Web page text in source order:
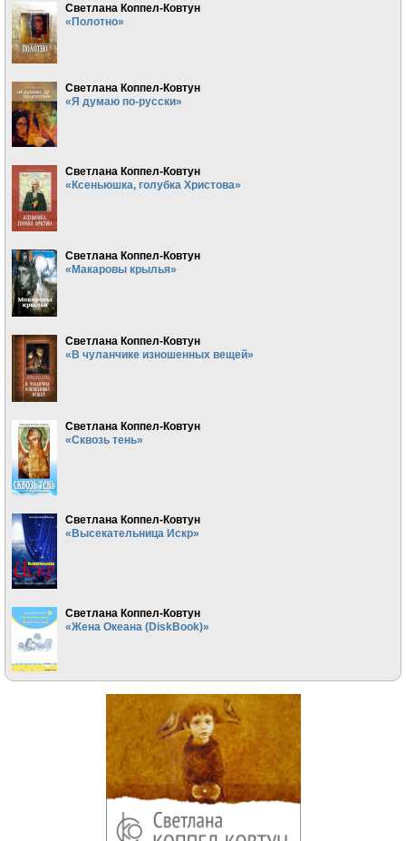
Светлана Коппел-Ковтун
«Полотно»
Светлана Коппел-Ковтун
«Я думаю по-русски»
Светлана Коппел-Ковтун
«Ксеньюшка, голубка Христова»
Светлана Коппел-Ковтун
«Макаровы крылья»
Светлана Коппел-Ковтун
«В чуланчике изношенных вещей»
Светлана Коппел-Ковтун
«Сквозь тень»
Светлана Коппел-Ковтун
«Высекательница Искр»
Светлана Коппел-Ковтун
«Жена Океана (DiskBook)»